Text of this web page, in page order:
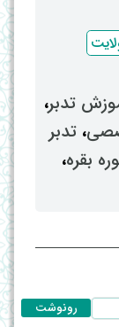
تدبر،
، ‌ تدبر
بقره،
رونوشت